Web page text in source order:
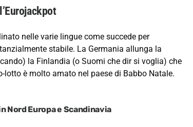
nelle varie lingue come succede per
stabile. La Germania allunga la
la Finlandia (o Suomi che dir si voglia) che
lotto è molto amato nel paese di Babbo Natale.
Nord Europa e Scandinavia